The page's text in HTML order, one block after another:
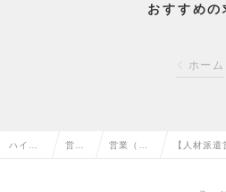
おすすめの
ホーム
ハイク 営業 営業（法 【人材派